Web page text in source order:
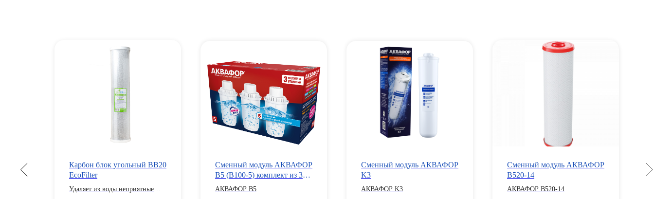
Карбон блок угольный ВВ20
EcoFilter
Удаляет из воды неприятные
Сменный модуль АКВАФОР
В5 (В100-5) комплект из 3
штук
АКВАФОР В5
Сменный модуль АКВАФОР
K3
АКВАФОР K3
Сменный модуль АКВАФОР
B520-14
АКВАФОР B520-14